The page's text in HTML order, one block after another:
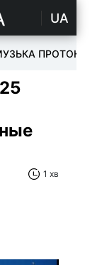
UA
ПРОТОКА
1 хв